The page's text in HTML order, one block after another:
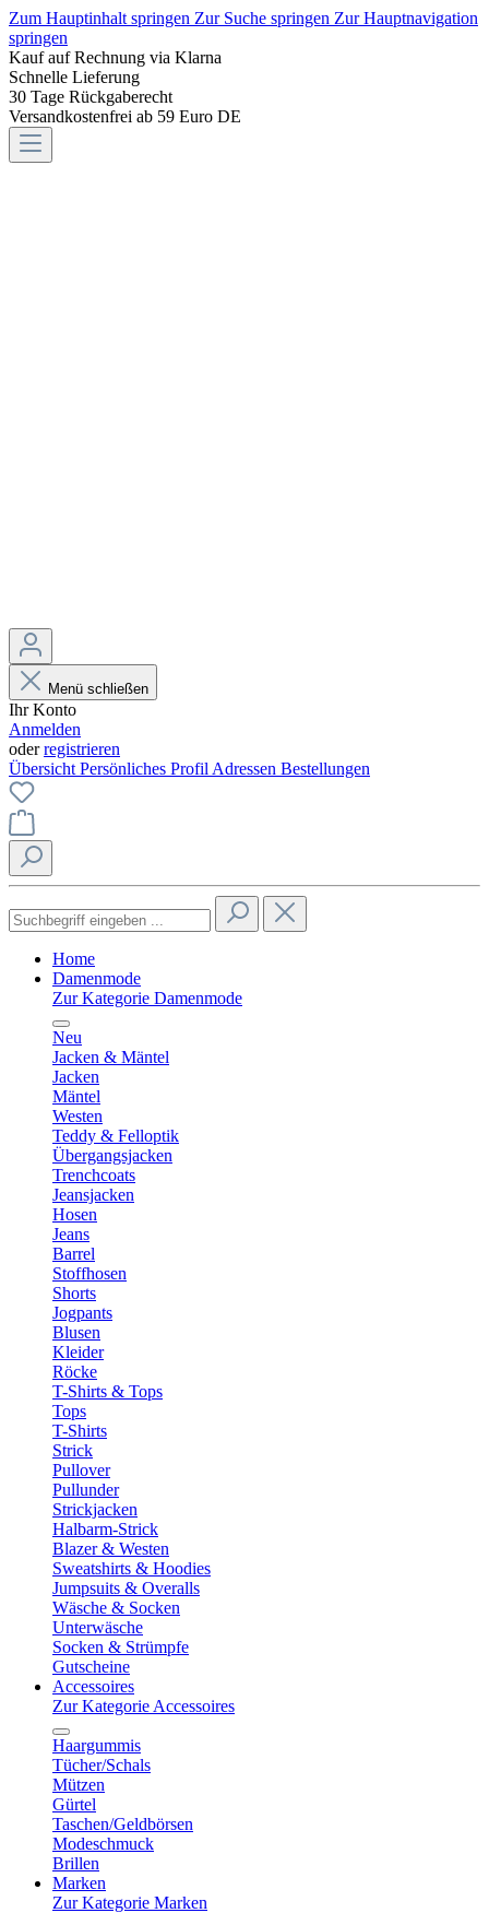
Zum Hauptinhalt springen Zur Suche springen Zur Hauptnavigation
springen
Kauf auf Rechnung via Klarna
Schnelle Lieferung
30 Tage Rückgaberecht
Versandkostenfrei ab 59 Euro DE
Menü schließen
Ihr Konto
Anmelden
oderregistrieren
Übersicht Persönliches Profil Adressen Bestellungen
Home
Damenmode
Zur Kategorie Damenmode
Neu
Jacken & Mäntel
Jacken
Mäntel
Westen
Teddy & Felloptik
Übergangsjacken
Trenchcoats
Jeansjacken
Hosen
Jeans
Barrel
Stoffhosen
Shorts
Jogpants
Blusen
Kleider
Röcke
T-Shirts & Tops
Tops
T-Shirts
Strick
Pullover
Pullunder
Strickjacken
Halbarm-Strick
Blazer & Westen
Sweatshirts & Hoodies
Jumpsuits & Overalls
Wäsche & Socken
Unterwäsche
Socken & Strümpfe
Gutscheine
Accessoires
Zur Kategorie Accessoires
Haargummis
Tücher/Schals
Mützen
Gürtel
Taschen/Geldbörsen
Modeschmuck
Brillen
Marken
Zur Kategorie Marken